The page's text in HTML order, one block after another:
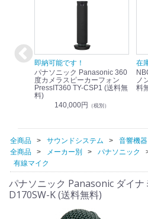
即納可能です！
パナソニック Panasonic 360
度カメラスピーカーフォン
PressIT360 TY-CSP1 (送料無
料)
140,000円 （税別）
在
ノ
料
全商品 サウンドシステム 音響機器
全商品
メーカー別 パナソニック
有線マイク
パナソニック Panasonic ダイ
D170SW-K (送料無料)